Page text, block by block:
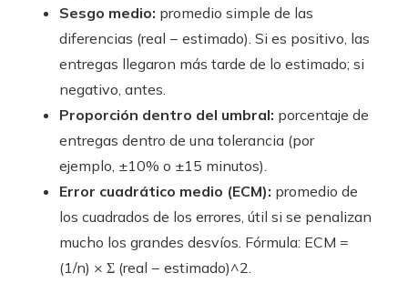
Sesgo medio: promedio simple de las
diferencias (real − estimado). Si es positivo, las
entregas llegaron más tarde de lo estimado; si
negativo, antes.
Proporción dentro del umbral: porcentaje de
entregas dentro de una tolerancia (por
ejemplo, ±10% o ±15 minutos).
Error cuadrático medio (ECM): promedio de
los cuadrados de los errores, útil si se penalizan
mucho los grandes desvíos. Fórmula: ECM =
(1/n) × Σ (real − estimado)^2.